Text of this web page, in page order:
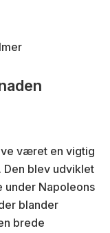
været en vigtig
Den blev udviklet
under Napoleons
blander
brede